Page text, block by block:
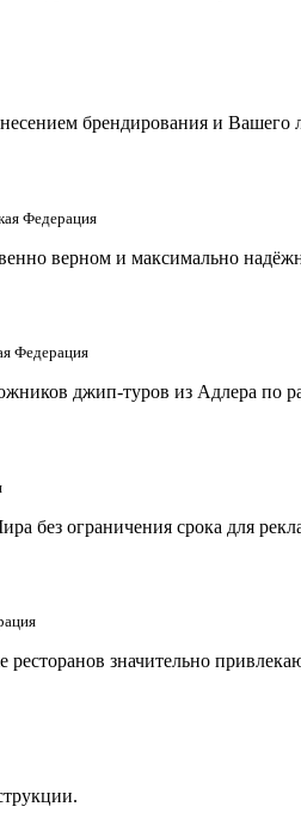
брендирования и
Федерация
верном и максимально
Федерация
джип-туров из Адлера по
без ограничения срока для
значительно